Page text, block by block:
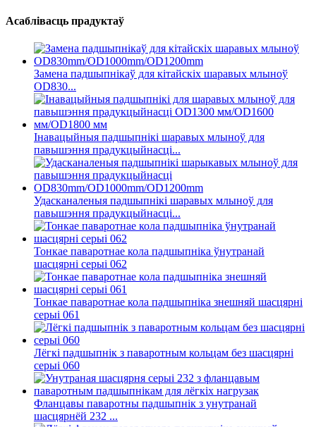
Асаблівасць прадуктаў
Замена падшыпнікаў для кітайскіх шаравых млыноў
OD830...
Інавацыйныя падшыпнікі шаравых млыноў для
павышэння прадукцыйнасці...
Удасканаленыя падшыпнікі шаравых млыноў для
павышэння прадукцыйнасці...
Тонкае паваротнае кола падшыпніка ўнутранай
шасцярні серыі 062
Тонкае паваротнае кола падшыпніка знешняй шасцярні
серыі 061
Лёгкі падшыпнік з паваротным кольцам без шасцярні
серыі 060
Фланцавы паваротны падшыпнік з унутранай
шасцярнёй 232 ...